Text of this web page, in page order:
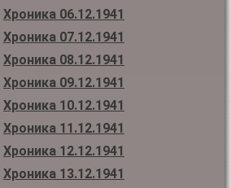
Хроника 06.12.1941
Хроника 07.12.1941
Хроника 08.12.1941
Хроника 09.12.1941
Хроника 10.12.1941
Хроника 11.12.1941
Хроника 12.12.1941
Хроника 13.12.1941